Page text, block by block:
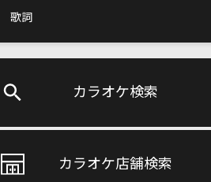
歌詞
カラオケ検索
カラオケ店舗検索